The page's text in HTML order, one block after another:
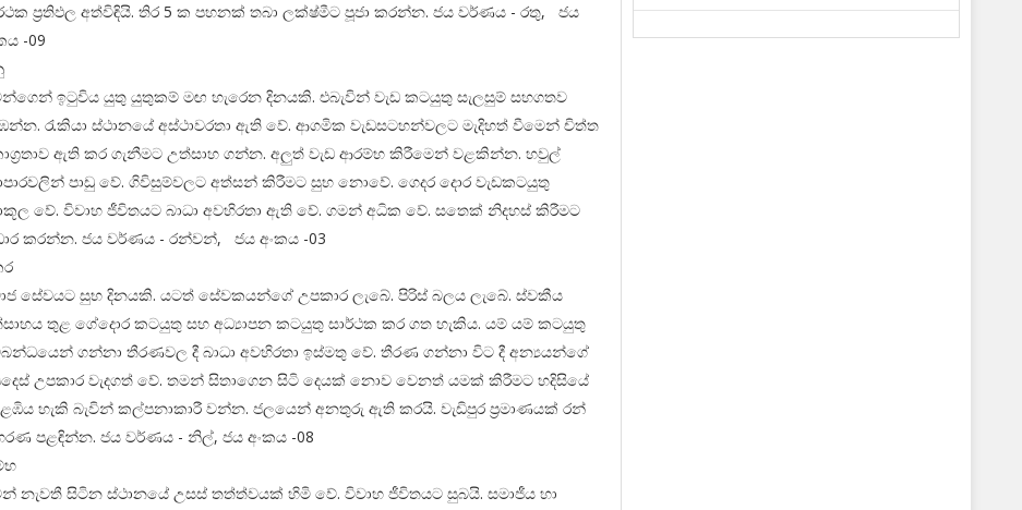
ප්‍රතිඵල අත්විඳි‍යි. තිර 5 ක පහනක් තබා ලක්ෂ්මීට පූජා කරන්න. ජය වර්ණය - රතු, ජය
-09
ඉටුවිය යුතු යුතුකම් මඟ හැරෙන දිනයකි. එබැවින් වැඩ කටයුතු සැලසුම් සහගතව
රැකියා ස්ථානයේ අස්ථාවරතා ඇති වේ. ආගමික වැඩසටහන්වලට මැදිහත් වීමෙන් චිත්ත
ඇති කර ගැනීමට උත්සාහ ගන්න. අලුත් වැඩ ආරම්භ කිරීමෙන් වළකින්න. හවුල්
පාඩු වේ. ගිවිසුම්වලට අත්සන් කිරීමට සුභ නොවේ. ගෙදර දොර වැඩකටයුතු
වේ. විවාහ ජීවිතයට බාධා අවහිරතා ඇති වේ. ගමන් අධික වේ. සතෙක් නිදහස් කිරීමට
කරන්න. ජය වර්ණය - රන්වන්, ජය අංකය -03
සේවයට සුභ දිනයකි. යටත් සේවකයන්ගේ උපකාර ලැබේ. පිරිස් බලය ලැබේ. ස්වකීය
තුළ ගේදොර කටයුතු සහ අධ්‍යාපන කටයුතු සාර්ථක කර ගත හැකිය. යම් යම් කටයුතු
ගන්නා තීරණවල දී බාධා අවහිරතා ඉස්මතු වේ. තීරණ ගන්නා විට දී අන්‍යයන්ගේ
උපකාර වැදගත් වේ. තමන් සිතාගෙන සිටි දෙයක් නොව වෙනත් යමක් කිරීමට හදිසියේ
හැකි බැවින් කල්පනාකාරී වන්න. ජලයෙන් අනතුරු ඇති කරයි. වැඩිපුර ප්‍රමාණයක් රන්
පළඳින්න. ජය වර්ණය - නිල්, ජය අංකය -08
නැවතී සිටින ස්ථානයේ උසස් තත්ත්වයක් හිමි වේ. විවාහ ජීවිතයට සුබයි. සමාජීය හා